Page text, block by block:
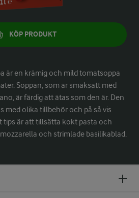
KÖP PRODUKT
är en krämig och mild tomatsoppa
Soppan, som är smaksatt med
är färdig att ätas som den är. Den
med olika tillbehör och på så vis
tips är att tillsätta kokt pasta och
och strimlade basilikablad.